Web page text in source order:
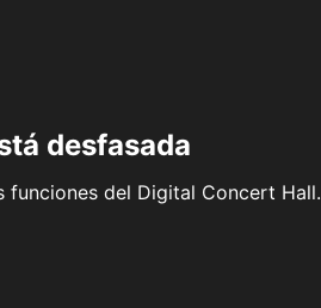
desfasada
del Digital Concert Hall.